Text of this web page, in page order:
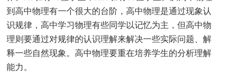
到高中物理有一个很大的台阶，高中物理是通过现象认
识规律，高中学习物理有些同学以记忆为主，但高中物
理则要通过对规律的认识理解来解决一些实际问题、解
释一些自然现象。高中物理要重在培养学生的分析理解
能力。